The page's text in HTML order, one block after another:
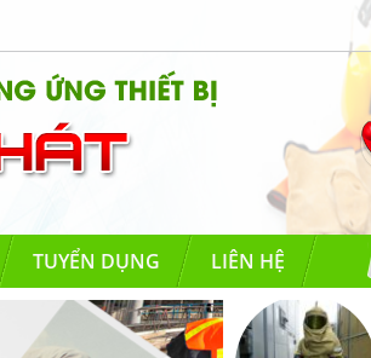
TUYỂN DỤNG LIÊN HỆ